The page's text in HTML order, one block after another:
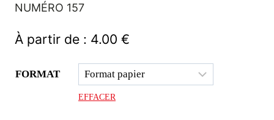
NUMÉRO 157
À partir de : 4.00 €
FORMAT
EFFACER